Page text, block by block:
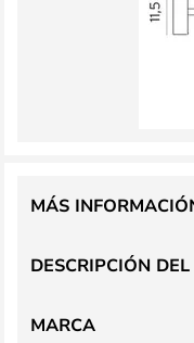
DESCRIPCIÓN
MÁS
MARCA